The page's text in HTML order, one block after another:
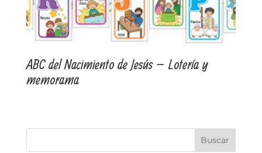
ABC del Nacimiento de Jesús – Lotería y
memorama